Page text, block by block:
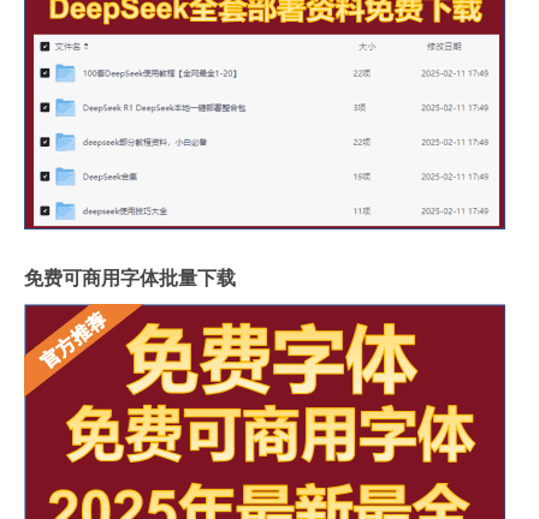
免费可商用字体批量下载